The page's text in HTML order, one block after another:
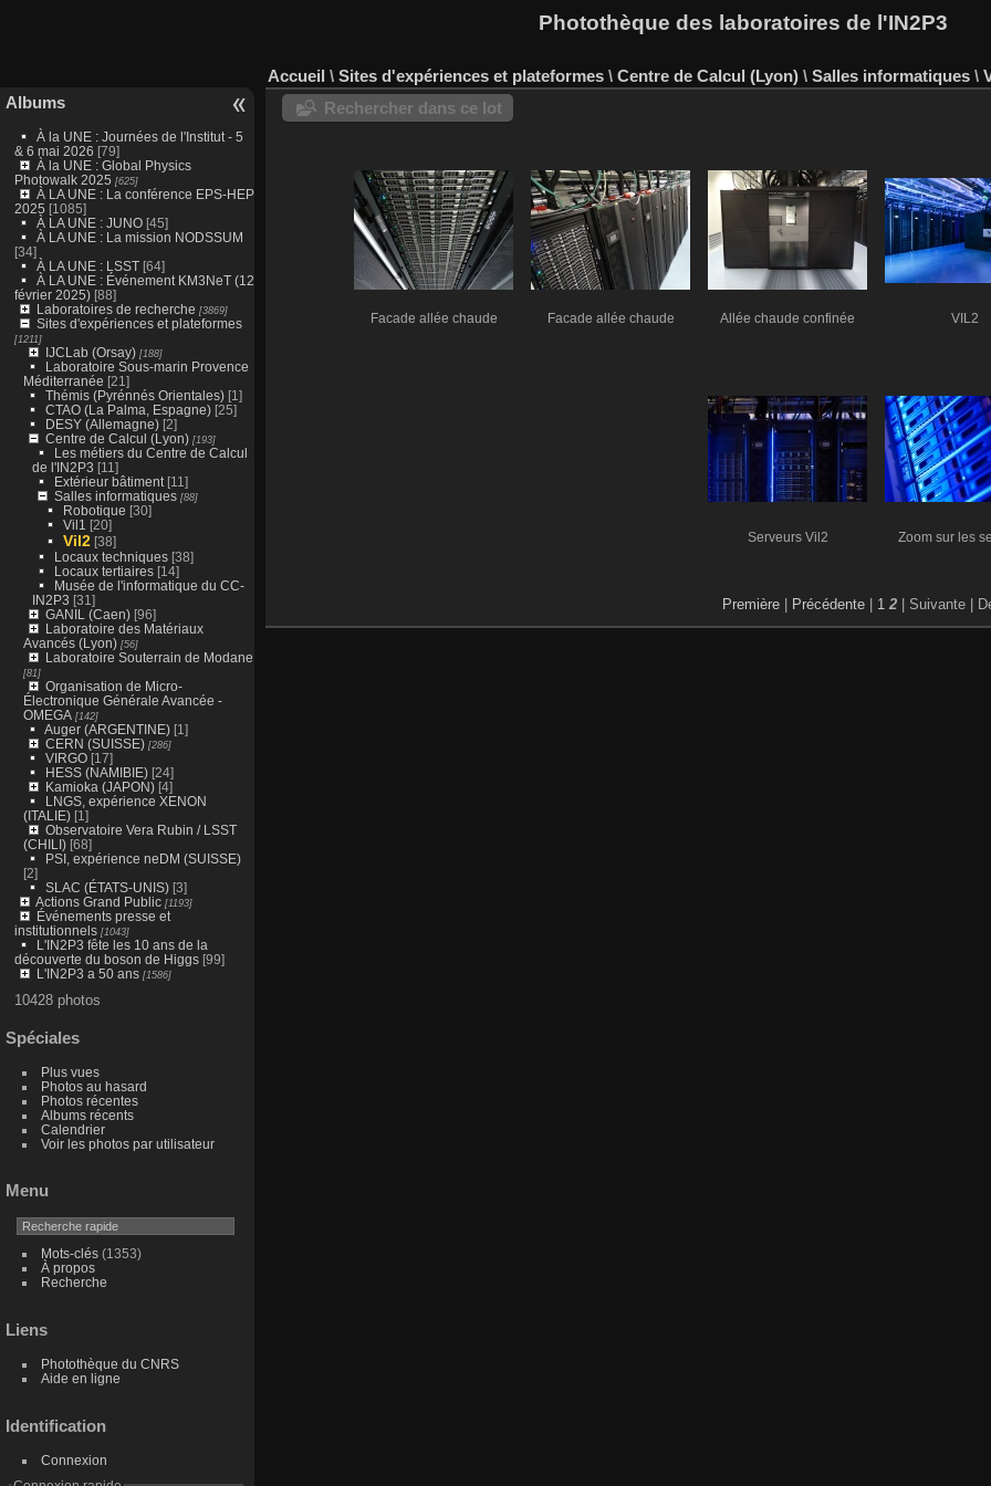
Photothèque des laboratoires de l'IN2P3
Albums
À la UNE : Journées de l'Institut - 5
& 6 mai 2026 [79]
À la UNE : Global Physics
Photowalk 2025 [625]
À LA UNE : La conférence EPS-HEP
2025 [1085]
À LA UNE : JUNO [45]
À LA UNE : La mission NODSSUM
[34]
À LA UNE : LSST[64]
À LA UNE : Événement KM3NeT (12
février 2025)[88]
Laboratoires de recherche [3869]
Sites d'expériences et plateformes
[1211]
IJCLab (Orsay)[188]
Laboratoire Sous-marin Provence
Méditerranée [21]
Thémis (Pyrénnés Orientales)[1]
CTAO (La Palma, Espagne)[25]
DESY (Allemagne)[2]
Centre de Calcul (Lyon)[193]
Les métiers du Centre de Calcul
de l'IN2P3 [11]
Extérieur bâtiment[11]
Salles informatiques[88]
Robotique [30]
Vil1 [20]
Vil2[38]
Locaux techniques[38]
Locaux tertiaires[14]
Musée de l'informatique du CC-
IN2P3 [31]
GANIL (Caen)[96]
Laboratoire des Matériaux
Avancés (Lyon)[56]
Laboratoire Souterrain de Modane
[81]
Organisation de Micro-
Électronique Générale Avancée -
OMEGA[142]
Auger (ARGENTINE)[1]
CERN (SUISSE)[286]
VIRGO[17]
HESS (NAMIBIE)[24]
Kamioka (JAPON)[4]
LNGS, expérience XENON
(ITALIE)[1]
Observatoire Vera Rubin / LSST
(CHILI)[68]
PSI, expérience neDM (SUISSE)
[2]
SLAC (ÉTATS-UNIS)[3]
Actions Grand Public[1193]
Événements presse et
institutionnels[1043]
L'IN2P3 fête les 10 ans de la
découverte du boson de Higgs[99]
L'IN2P3 a 50 ans[1586]
10428 photos
Spéciales
Plus vues
Photos au hasard
Photos récentes
Albums récents
Calendrier
Voir les photos par utilisateur
Menu
Mots-clés(1353)
À propos
Recherche
Liens
Photothèque du CNRS
Aide en ligne
Identification
Connexion
Accueil \ Sites d'expériences et plateformes \ Centre de Calcul (Lyon) \ Salles informatiques \
Rechercher dans ce lot
Facade allée chaude Facade allée chaude Allée chaude confinée VIL2
Serveurs Vil2 Zoom sur les
Première| Précédente| 1 2 | Suivante |